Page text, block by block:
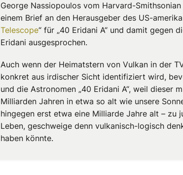
George Nassiopoulos vom Harvard-
einem Brief an den Herausgeber des US-
Telescope“ für „40 Eridani A“ und damit gegen
Eridani ausgesprochen.
Auch wenn der Heimatstern von Vulkan in der
konkret aus irdischer Sicht identifiziert wird,
und die Astronomen „40 Eridani A“, weil dieser
Milliarden Jahren in etwa so alt wie unsere
hingegen erst etwa eine Milliarde Jahre alt – zu
Leben, geschweige denn vulkanisch-logisch
haben könnte.